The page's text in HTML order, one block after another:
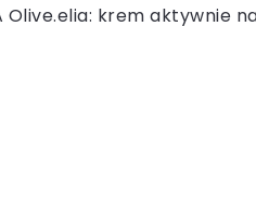
Olive.elia: krem